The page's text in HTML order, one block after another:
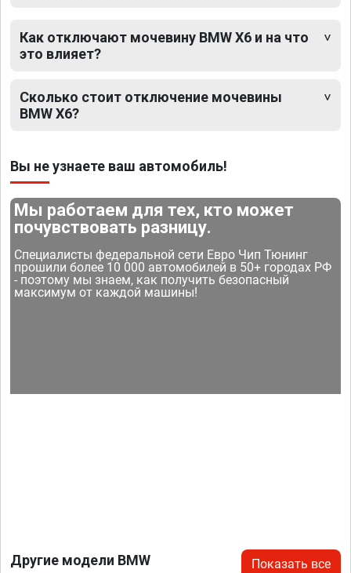
Как отключают мочевину BMW X6 и на что
это влияет?
Сколько стоит отключение мочевины
BMW X6?
Вы не узнаете ваш автомобиль!
Мы работаем для тех, кто может
почувствовать разницу.
Специалисты федеральной сети Евро Чип Тюнинг
прошили более 10 000 автомобилей в 50+ городах РФ
- поэтому мы знаем, как получить безопасный
максимум от каждой машины!
Другие модели BMW Показать все